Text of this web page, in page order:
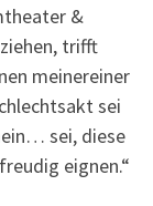
&
trifft
meinereiner
sei
sei, diese
eignen.“